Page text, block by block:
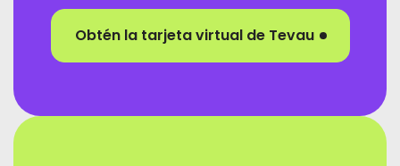
Obtén la tarjeta virtual de Tevau